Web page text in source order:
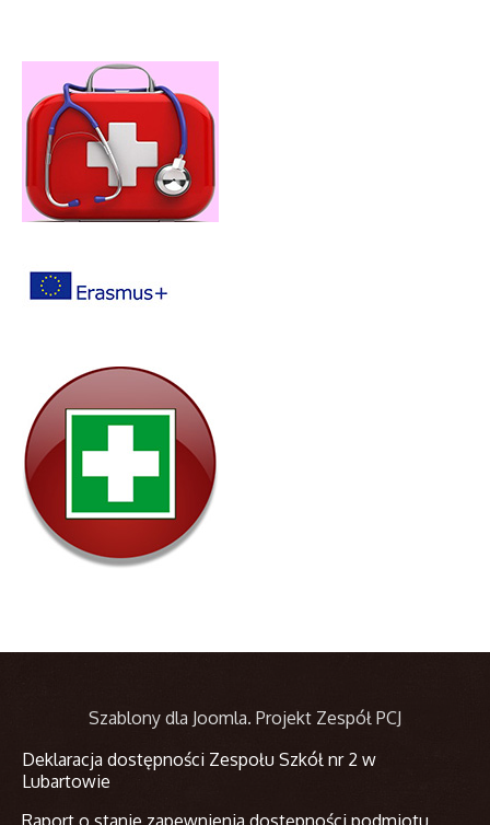
Szablony dla Joomla. Projekt Zespół PCJ
Deklaracja dostępności Zespołu Szkół nr 2 w
Lubartowie
Raport o stanie zapewnienia dostępności podmiotu